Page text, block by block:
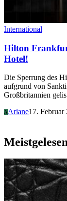
International
Hilton
Hotel!
Die Sperrung des
aufgrund von
Großbritannien
AAriane17. Februar